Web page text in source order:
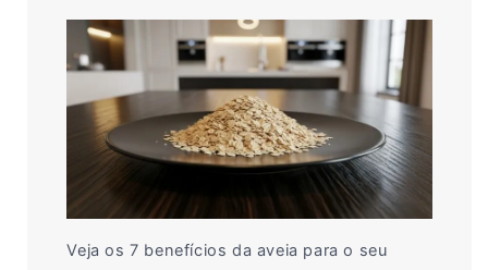
Veja os 7 benefícios da aveia para o seu